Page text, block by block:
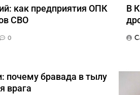
как предприятия ОПК
СВО
0
В
почему бравада в тылу
врага